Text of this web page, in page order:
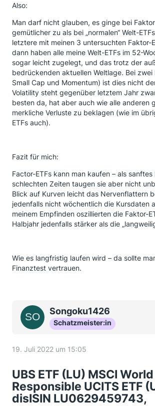
Also:
Man darf nicht glauben, es ginge bei
gemütlicher zu als bei „normalen“ Welt-
letztere mit meinen 3 untersuchten Faktor-
dann haben alle meine Welt-ETFs im 52-
sogar leicht zugelegt, und das trotz der
bedrückenden aktuellen Weltlage. Bei zwei
Small Cap und Momentum) ist dies nicht
Volatility steht gegenüber letztem Jahr
besten da, hat aber auch wie alle anderen
merkliche Verluste zu beklagen (wie im
ETFs auch).
Fazit für mich:
Factor-ETFs kann man kaufen – als sanftes
schlechten Zeiten taugen sie aber nicht
Blick auf Kurven leicht das Nervenflattern
jedenfalls nicht wöchentlich die Kursdaten
meinem Empfinden oszillierten die Faktor-
Halbjahr jedenfalls stärker als die
Wie es langfristig laufen wird – da sollte
Finanztest vertrauen.
Songoku1426
Schatzmeister:in
19. Juli 2022 um 15:05
UBS ETF (LU) MSCI
Responsible UCITS ETF
disISIN LU0629459743,